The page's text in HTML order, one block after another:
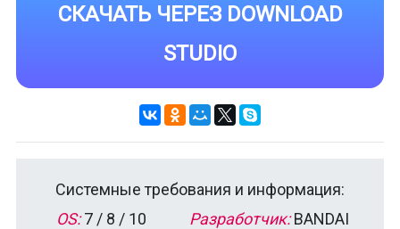
СКАЧАТЬ ЧЕРЕЗ DOWNLOAD
STUDIO
Системные требования и информация:
OS:7 / 8 / 10
Разработчик:BANDAI